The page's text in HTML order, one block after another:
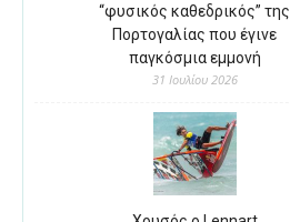
“φυσικός καθεδρικός” της
Πορτογαλίας που έγινε
παγκόσμια εμμονή
31 Ιουλίου 2026